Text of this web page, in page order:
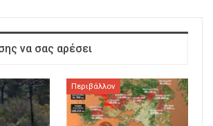
να σας αρέσει
Περιβάλλον